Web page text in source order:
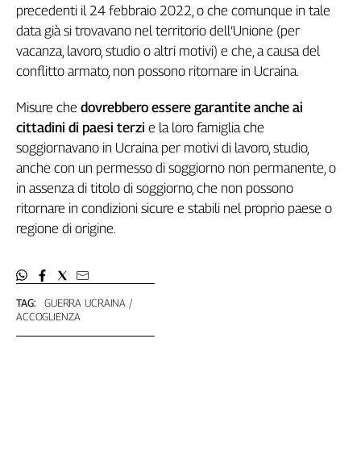
Le
trasmissioni
tv
L'Italia
nel
Lavoro
Territori
Abruzzo-
Molise
Adige
Calabria
Campania
TAG:
GUERRA UCRAINA
ACCOGLIENZA
precedenti il 24 febbraio 2022, o che comunque in tale
data già si trovavano nel territorio dell’Unione (per
vacanza, lavoro, studio o altri motivi) e che, a causa del
conflitto armato, non possono ritornare in Ucraina.
Misure che dovrebbero essere garantite anche ai
cittadini di paesi terzi e la loro famiglia che
soggiornavano in Ucraina per motivi di lavoro, studio,
anche con un permesso di soggiorno non permanente, o
in assenza di titolo di soggiorno, che non possono
ritornare in condizioni sicure e stabili nel proprio paese o
regione di origine.